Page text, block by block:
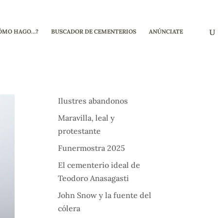
HAGO…? BUSCADOR DE CEMENTERIOS ANÚNCIATE
Ilustres abandonos
Maravilla, leal y
protestante
Funermostra 2025
El cementerio ideal de
Teodoro Anasagasti
John Snow y la fuente del
cólera